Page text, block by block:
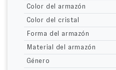
Color del armazón
Color del cristal
Forma del armazón
Material del armazón
Género